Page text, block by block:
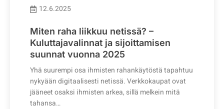
12.6.2025
Miten raha liikkuu netissä? –
Kuluttajavalinnat ja sijoittamisen
suunnat vuonna 2025
Yhä suurempi osa ihmisten rahankäytöstä tapahtuu
nykyään digitaalisesti netissä. Verkkokaupat ovat
jääneet osaksi ihmisten arkea, sillä melkein mitä
tahansa…